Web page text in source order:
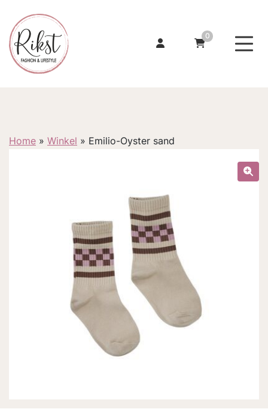
0
Home » Winkel » Emilio-Oyster sand